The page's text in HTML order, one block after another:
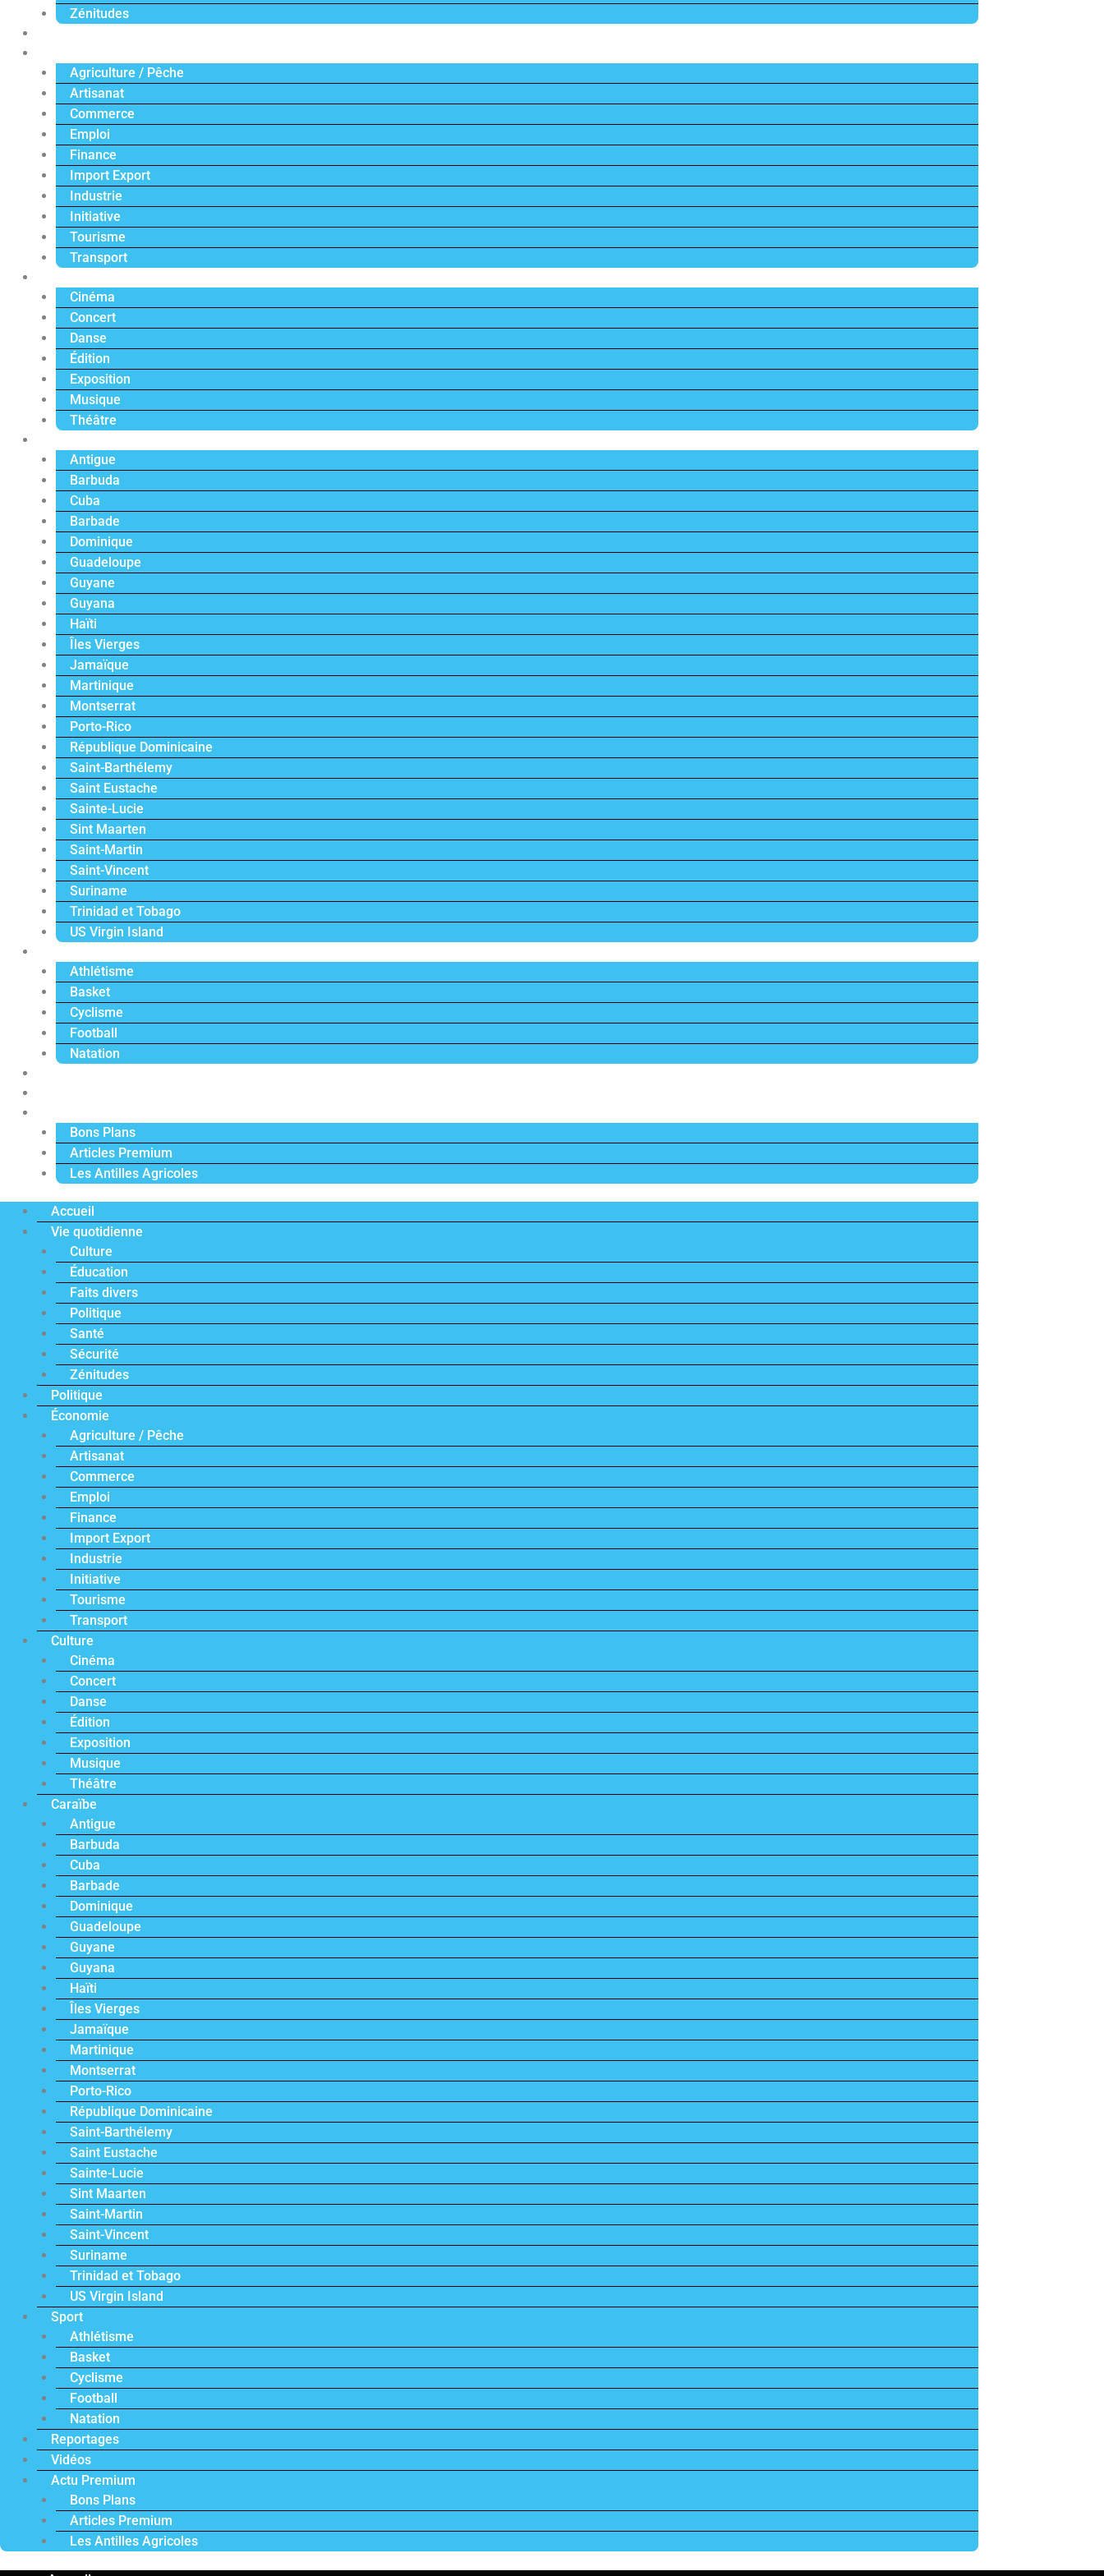
Zénitudes
Agriculture / Pêche
Artisanat
Commerce
Emploi
Finance
Import Export
Industrie
Initiative
Tourisme
Transport
Cinéma
Concert
Danse
Édition
Exposition
Musique
Théâtre
Antigue
Barbuda
Cuba
Barbade
Dominique
Guadeloupe
Guyane
Guyana
Haïti
Îles Vierges
Jamaïque
Martinique
Montserrat
Porto-Rico
République Dominicaine
Saint-Barthélemy
Saint Eustache
Sainte-Lucie
Sint Maarten
Saint-Martin
Saint-Vincent
Suriname
Trinidad et Tobago
US Virgin Island
Athlétisme
Basket
Cyclisme
Football
Natation
Bons Plans
Articles Premium
Les Antilles Agricoles
Accueil
Vie quotidienne
Culture
Éducation
Faits divers
Politique
Santé
Sécurité
Zénitudes
Politique
Économie
Agriculture / Pêche
Artisanat
Commerce
Emploi
Finance
Import Export
Industrie
Initiative
Tourisme
Transport
Culture
Cinéma
Concert
Danse
Édition
Exposition
Musique
Théâtre
Caraïbe
Antigue
Barbuda
Cuba
Barbade
Dominique
Guadeloupe
Guyane
Guyana
Haïti
Îles Vierges
Jamaïque
Martinique
Montserrat
Porto-Rico
République Dominicaine
Saint-Barthélemy
Saint Eustache
Sainte-Lucie
Sint Maarten
Saint-Martin
Saint-Vincent
Suriname
Trinidad et Tobago
US Virgin Island
Sport
Athlétisme
Basket
Cyclisme
Football
Natation
Reportages
Vidéos
Actu Premium
Bons Plans
Articles Premium
Les Antilles Agricoles